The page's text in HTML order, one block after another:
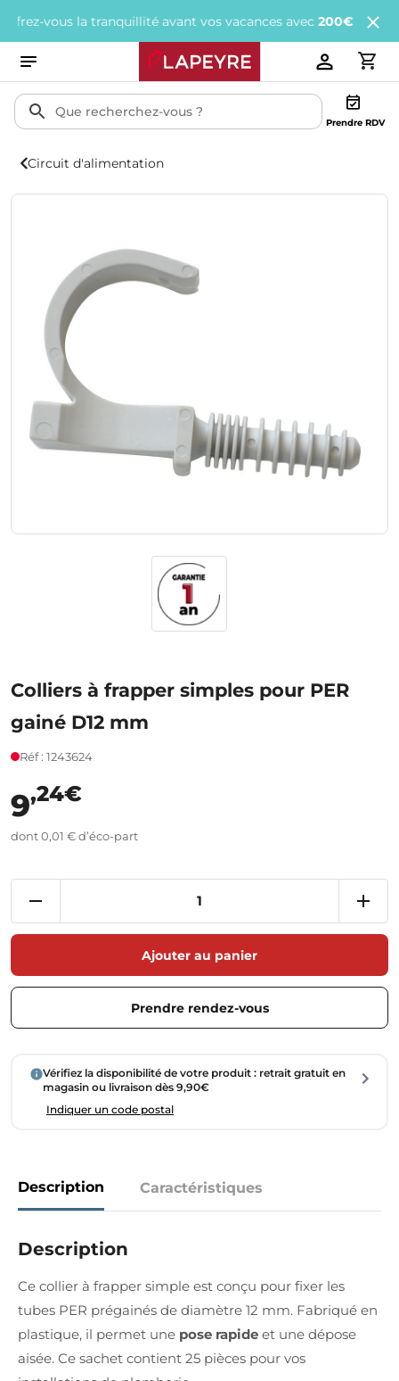
vous la tranquillité avant vos vacances avec200€ offerts tous
Prendre RDV
Circuit d'alimentation
Colliers à frapper simples pour PER
gainé D12 mm
Réf : 1243624
9,24€
dont 0,01 € d’éco-part
Ajouter au panier
Prendre rendez-vous
Vérifiez la disponibilité de votre produit : retrait gratuit en
magasin ou livraison dès 9,90€
Indiquer un code postal
Description Caractéristiques
Description
Ce collier à frapper simple est conçu pour fixer les
tubes PER prégainés de diamètre 12 mm. Fabriqué en
plastique, il permet une pose rapide et une dépose
aisée. Ce sachet contient 25 pièces pour vos